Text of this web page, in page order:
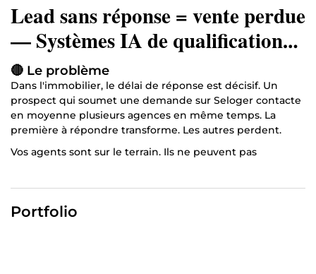
Lead sans réponse = vente perdue
— Systèmes IA de qualification
automatique
🔴 Le problème
Dans l'immobilier, le délai de réponse est décisif. Un
prospect qui soumet une demande sur Seloger contacte
en moyenne plusieurs agences en même temps. La
première à répondre transforme. Les autres perdent.
Vos agents sont sur le terrain. Ils ne peuvent pas
Ce service s'adresse aux agences avec un minimum de 30
leads entrants par mois. En dessous de ce volume,
l'automatisation n'est pas le bon investissement — je
Portfolio